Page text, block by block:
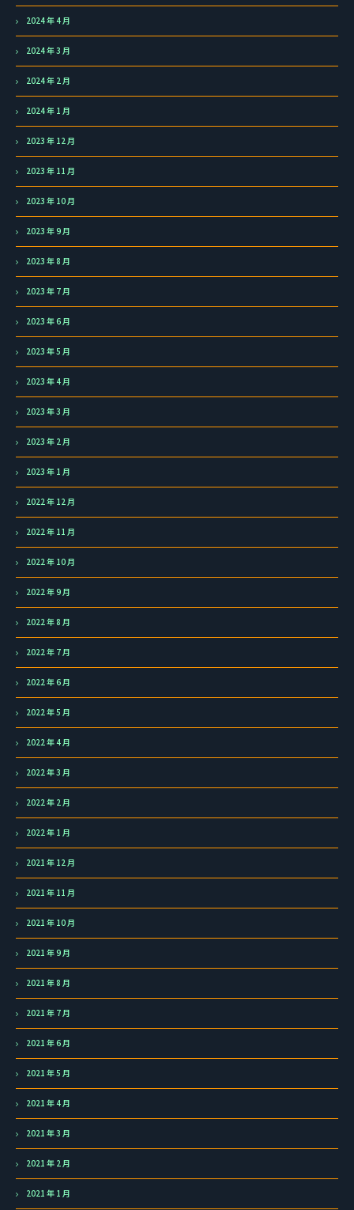
2024 年 4 月
2024 年 3 月
2024 年 2 月
2024 年 1 月
2023 年 12 月
2023 年 11 月
2023 年 10 月
2023 年 9 月
2023 年 8 月
2023 年 7 月
2023 年 6 月
2023 年 5 月
2023 年 4 月
2023 年 3 月
2023 年 2 月
2023 年 1 月
2022 年 12 月
2022 年 11 月
2022 年 10 月
2022 年 9 月
2022 年 8 月
2022 年 7 月
2022 年 6 月
2022 年 5 月
2022 年 4 月
2022 年 3 月
2022 年 2 月
2022 年 1 月
2021 年 12 月
2021 年 11 月
2021 年 10 月
2021 年 9 月
2021 年 8 月
2021 年 7 月
2021 年 6 月
2021 年 5 月
2021 年 4 月
2021 年 3 月
2021 年 2 月
2021 年 1 月